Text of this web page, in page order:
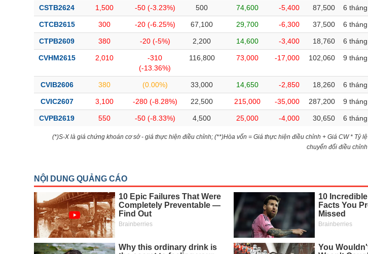
CSTB2624 1,500 -50 (-3.23%) 500 74,600 -5,400 87,500 6 tháng
CTCB2615 300 -20 (-6.25%) 67,100 29,700 -6,300 37,500 6 tháng
CTPB2609 380 -20 (-5%) 2,200 14,600 -3,400 18,760 6 tháng
CVHM2615 2,010
-310
(-13.36%)
116,800 73,000 -17,000 102,060 9 tháng
CVIB2606 380 (0.00%) 33,000 14,650 -2,850 18,260 6 tháng
CVIC2607 3,100 -280 (-8.28%) 22,500 215,000 -35,000 287,200 9 tháng
CVPB2619 550 -50 (-8.33%) 4,500 25,000 -4,000 30,650 6 tháng
(*)S-X là giá chứng khoán cơ sở - giá thực hiện điều chỉnh; (**)Hòa vốn = Giá thực hiện điều chỉnh + Giá CW * Tỷ lệ
chuyển đổi điều chỉnh
Truyền thông tài chính
Dữ liệu tài chính